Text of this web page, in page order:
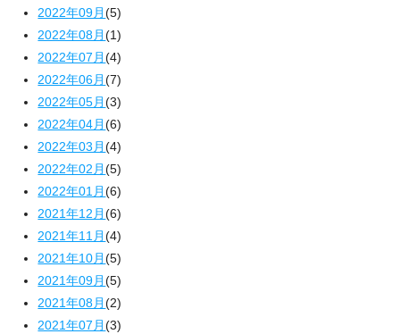
2022年09月(5)
2022年08月(1)
2022年07月(4)
2022年06月(7)
2022年05月(3)
2022年04月(6)
2022年03月(4)
2022年02月(5)
2022年01月(6)
2021年12月(6)
2021年11月(4)
2021年10月(5)
2021年09月(5)
2021年08月(2)
2021年07月(3)